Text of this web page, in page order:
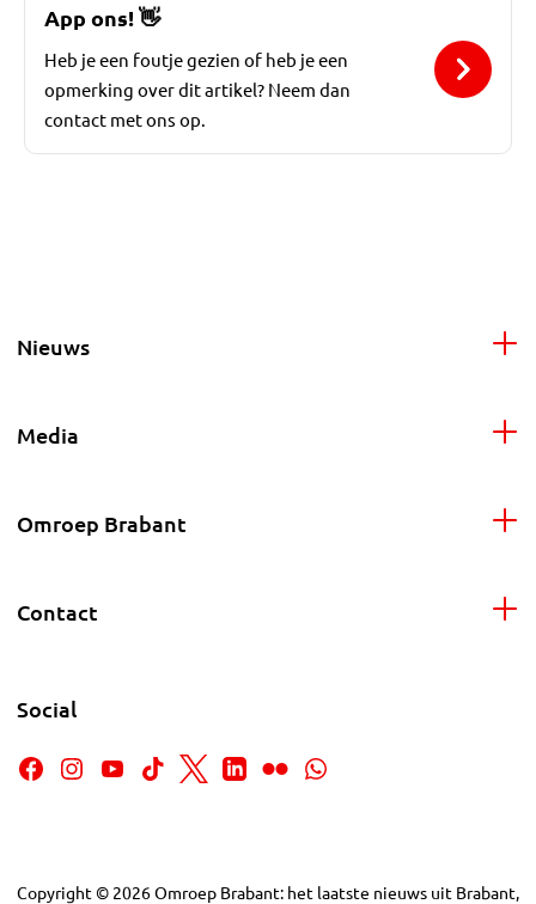
App ons!👋
Heb je een foutje gezien of heb je een
opmerking over dit artikel? Neem dan
contact met ons op.
Nieuws
Media
Omroep Brabant
Contact
Social
Copyright © 2026Omroep Brabant: het laatste nieuws uit Brabant,